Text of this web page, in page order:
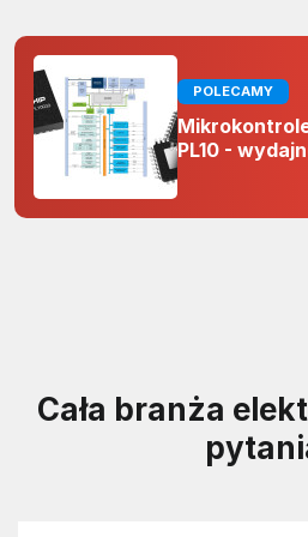
POLECAMY
PL10 -
projektach 5
Cała branża